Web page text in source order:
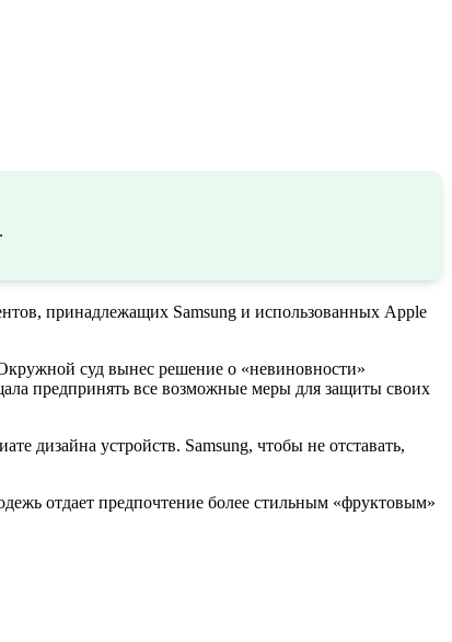
.
принадлежащих Samsung и использованных Apple
суд вынес решение о «невиновности»
предпринять все возможные меры для защиты своих
дизайна устройств. Samsung, чтобы не отставать,
отдает предпочтение более стильным «фруктовым»